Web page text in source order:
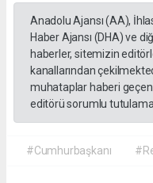
Anadolu Ajansı (AA),
Haber Ajansı (DHA) ve
haberler, sitemizin
kanallarından
muhataplar haberi
editörü sorumlu
#Cumhurbaşkanı